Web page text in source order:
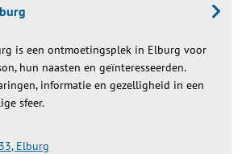
is een ontmoetingsplek in Elburg voor
hun naasten en geïnteresseerden.
informatie en gezelligheid in een
sfeer.
Elburg